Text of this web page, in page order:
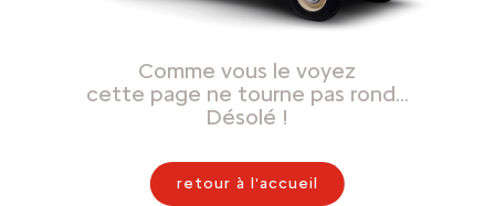
Comme vous le voyez
cette page ne tourne pas rond…
Désolé !
retour à l'accueil